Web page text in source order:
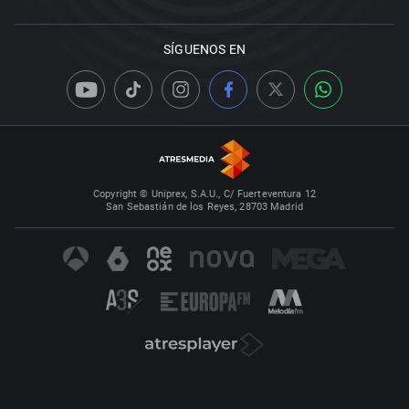
SÍGUENOS EN
Copyright © Uniprex, S.A.U., C/ Fuerteventura 12
San Sebastián de los Reyes, 28703 Madrid